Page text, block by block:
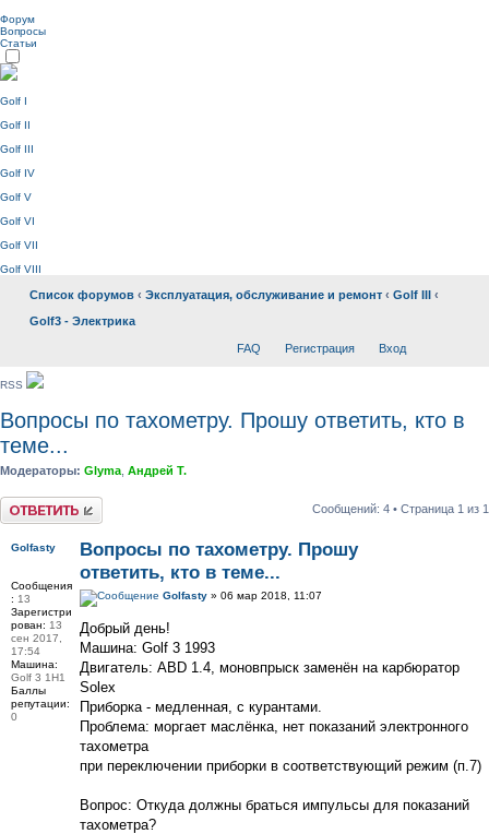
Форум
Вопросы
Статьи
Golf I
Golf II
Golf III
Golf IV
Golf V
Golf VI
Golf VII
Golf VIII
Список форумов ‹ Эксплуатация, обслуживание и ремонт ‹ Golf III ‹
Golf3 - Электрика
FAQ Регистрация Вход
RSS
Вопросы по тахометру. Прошу ответить, кто в
теме...
Модераторы: Glyma Андрей Т.
Ответить Сообщений: 4 • Страница 1 из 1
Вопросы по тахометру. Прошу
ответить, кто в теме...
Golfasty » 06 мар 2018, 11:07
Добрый день!
Машина: Golf 3 1993
Двигатель: ABD 1.4, моновпрыск заменён на карбюратор
Solex
Приборка - медленная, с курантами.
Проблема: моргает маслёнка, нет показаний электронного
тахометра
при переключении приборки в соответствующий режим (п.7)
Вопрос: Откуда должны браться импульсы для показаний
тахометра?
Golfasty
Сообщения
: 13
Зарегистри
рован: 13
сен 2017,
17:54
Машина:
Golf 3 1H1
Баллы
репутации:
0